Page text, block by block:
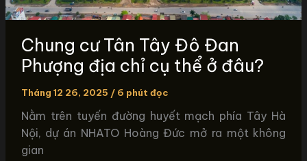
Chung cư Tân Tây Đô Đan
Phượng địa chỉ cụ thể ở đâu?
Tháng 12 26, 2025 / 6 phút đọc
Nằm trên tuyến đường huyết mạch phía Tây Hà
Nội, dự án NHATO Hoàng Đức mở ra một không
gian